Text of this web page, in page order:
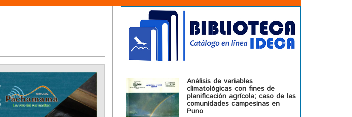
Análisis de variables
climatológicas con fines de
planificación agrícola; caso de las
comunidades campesinas en
Puno